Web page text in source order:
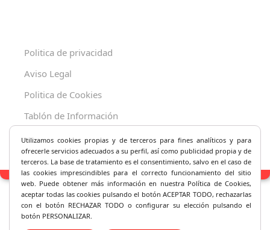
Politica de privacidad
Aviso Legal
Politica de Cookies
Tablón de Información
Decreto 625/2019
Utilizamos cookies propias y de terceros para fines analíticos y para
ofrecerle servicios adecuados a su perfil, así como publicidad propia y de
terceros. La base de tratamiento es el consentimiento, salvo en el caso de
las cookies imprescindibles para el correcto funcionamiento del sitio
web. Puede obtener más información en nuestra Política de Cookies,
aceptar todas las cookies pulsando el botón ACEPTAR TODO, rechazarlas
con el botón RECHAZAR TODO o configurar su elección pulsando el
botón PERSONALIZAR.